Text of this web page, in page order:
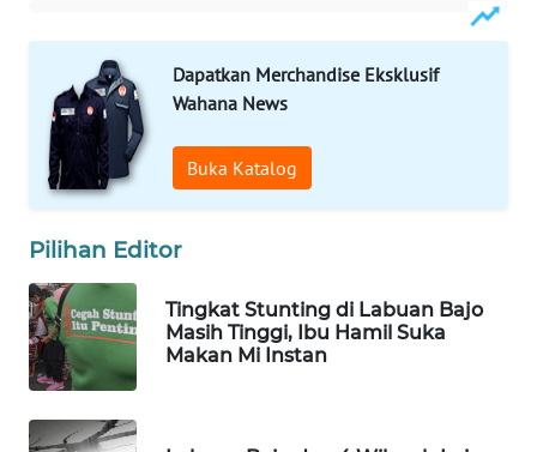
Dapatkan Merchandise Eksklusif
Wahana News
Buka Katalog
Pilihan Editor
Tingkat Stunting di Labuan Bajo
Masih Tinggi, Ibu Hamil Suka
Makan Mi Instan
WAHANA
SPORT
WAHANA
UMKM
WAHANA
WAHANA
PERSONA
WAHANA
OTOMOTIF